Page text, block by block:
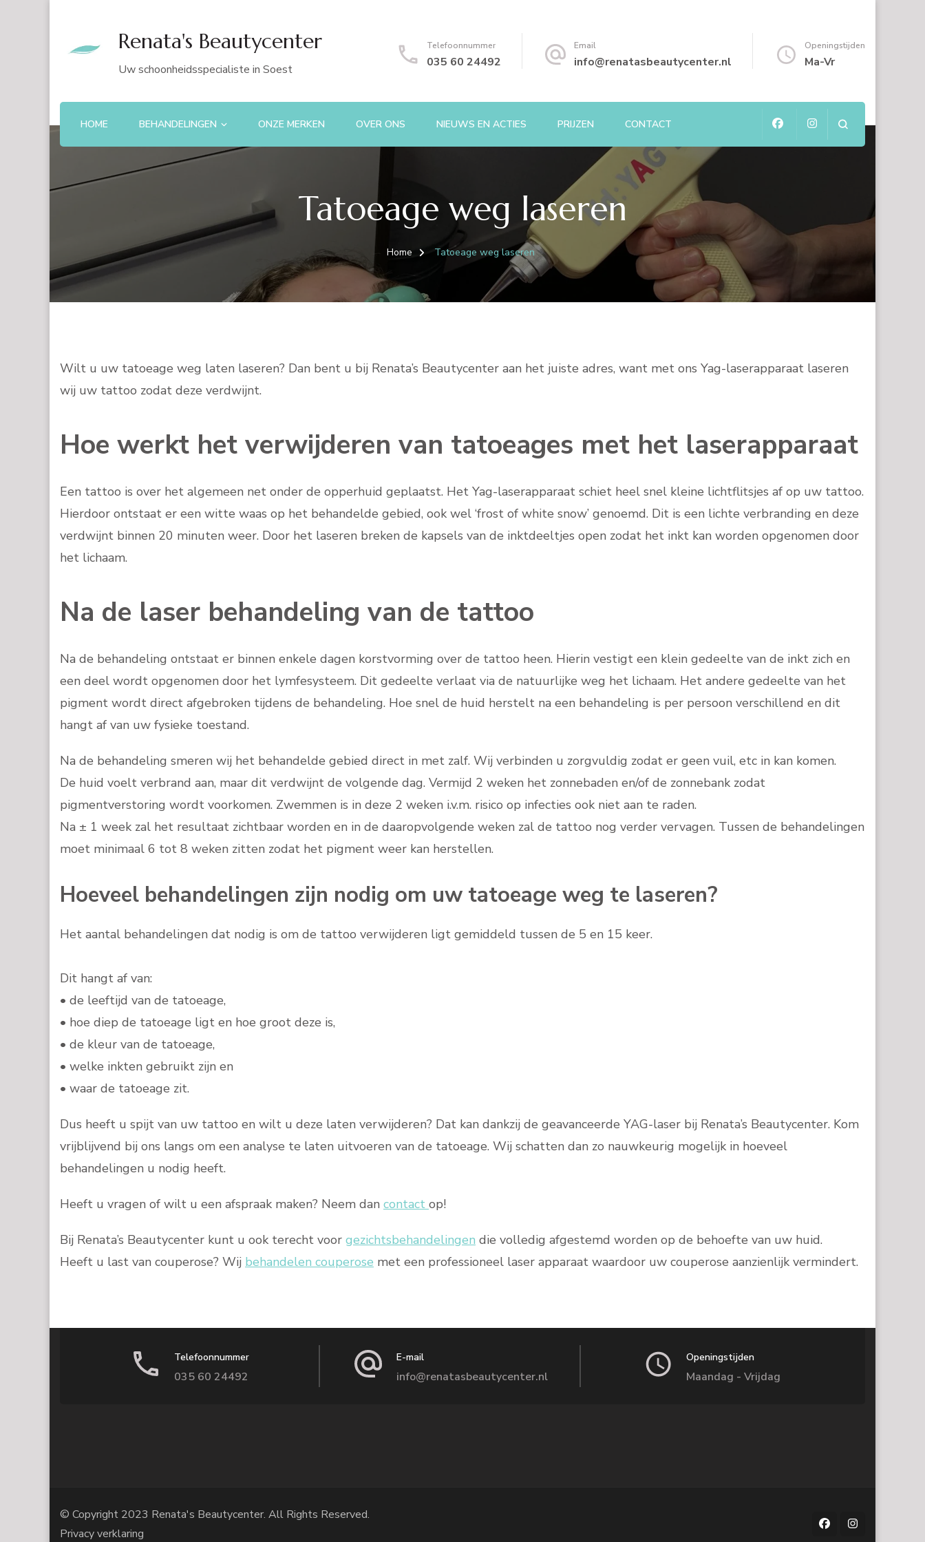
Renata's Beautycenter
Uw schoonheidsspecialiste in Soest
Telefoonnummer
035 60 24492
Email
info@renatasbeautycenter.nl
Openingstijden
Ma-Vr
HOME BEHANDELINGEN ONZE MERKEN OVER ONS NIEUWS EN ACTIES PRIJZEN CONTACT
Tatoeage weg laseren
Home Tatoeage weg laseren
Wilt u uw tatoeage weg laten laseren? Dan bent u bij Renata’s Beautycenter aan het juiste adres, want met ons Yag-laserapparaat laseren
wij uw tattoo zodat deze verdwijnt.
Hoe werkt het verwijderen van tatoeages met het laserapparaat
Een tattoo is over het algemeen net onder de opperhuid geplaatst. Het Yag-laserapparaat schiet heel snel kleine lichtflitsjes af op uw tattoo.
Hierdoor ontstaat er een witte waas op het behandelde gebied, ook wel ‘frost of white snow’ genoemd. Dit is een lichte verbranding en deze
verdwijnt binnen 20 minuten weer. Door het laseren breken de kapsels van de inktdeeltjes open zodat het inkt kan worden opgenomen door
het lichaam.
Na de laser behandeling van de tattoo
Na de behandeling ontstaat er binnen enkele dagen korstvorming over de tattoo heen. Hierin vestigt een klein gedeelte van de inkt zich en
een deel wordt opgenomen door het lymfesysteem. Dit gedeelte verlaat via de natuurlijke weg het lichaam. Het andere gedeelte van het
pigment wordt direct afgebroken tijdens de behandeling. Hoe snel de huid herstelt na een behandeling is per persoon verschillend en dit
hangt af van uw fysieke toestand.
Na de behandeling smeren wij het behandelde gebied direct in met zalf. Wij verbinden u zorgvuldig zodat er geen vuil, etc in kan komen.
De huid voelt verbrand aan, maar dit verdwijnt de volgende dag. Vermijd 2 weken het zonnebaden en/of de zonnebank zodat
pigmentverstoring wordt voorkomen. Zwemmen is in deze 2 weken i.v.m. risico op infecties ook niet aan te raden.
Na ± 1 week zal het resultaat zichtbaar worden en in de daaropvolgende weken zal de tattoo nog verder vervagen. Tussen de behandelingen
moet minimaal 6 tot 8 weken zitten zodat het pigment weer kan herstellen.
Hoeveel behandelingen zijn nodig om uw tatoeage weg te laseren?
Het aantal behandelingen dat nodig is om de tattoo verwijderen ligt gemiddeld tussen de 5 en 15 keer.
Dit hangt af van:
• de leeftijd van de tatoeage,
• hoe diep de tatoeage ligt en hoe groot deze is,
• de kleur van de tatoeage,
• welke inkten gebruikt zijn en
• waar de tatoeage zit.
Dus heeft u spijt van uw tattoo en wilt u deze laten verwijderen? Dat kan dankzij de geavanceerde YAG-laser bij Renata’s Beautycenter. Kom
vrijblijvend bij ons langs om een analyse te laten uitvoeren van de tatoeage. Wij schatten dan zo nauwkeurig mogelijk in hoeveel
behandelingen u nodig heeft.
Heeft u vragen of wilt u een afspraak maken? Neem dan contact op!
Bij Renata’s Beautycenter kunt u ook terecht voor gezichtsbehandelingen die volledig afgestemd worden op de behoefte van uw huid.
Heeft u last van couperose? Wij behandelen couperose met een professioneel laser apparaat waardoor uw couperose aanzienlijk vermindert.
Telefoonnummer
035 60 24492
E-mail
info@renatasbeautycenter.nl
Openingstijden
Maandag - Vrijdag
© Copyright 2023 Renata's Beautycenter. All Rights Reserved.
Privacy verklaring